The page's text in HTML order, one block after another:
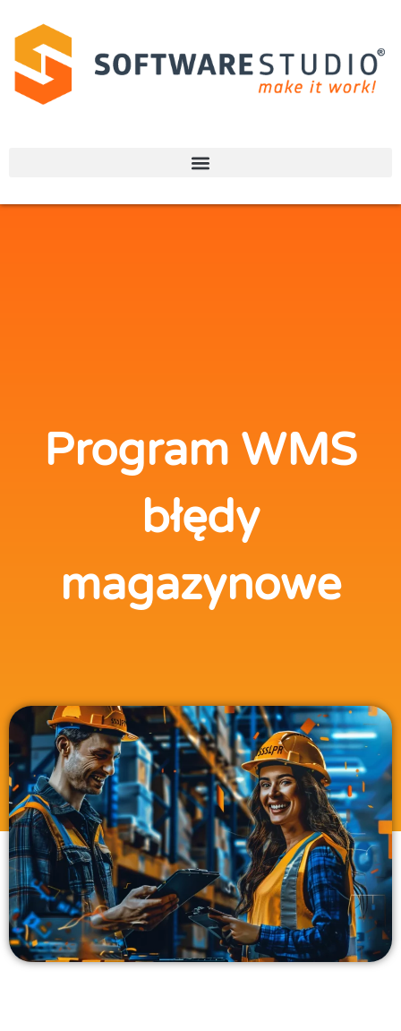
Program WMS
błędy
magazynowe